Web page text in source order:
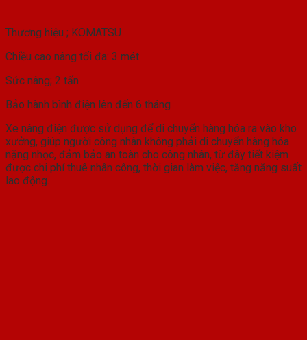
Thương hiệu ; KOMATSU
Chiều cao nâng tối đa: 3 mét
Sức nâng; 2 tấn
Bảo hành bình điện lên đến 6 tháng
Xe nâng điện được sử dụng để di chuyển hàng hóa ra vào kho
xưởng, giúp người công nhân không phải di chuyển hàng hóa
nặng nhọc, đảm bảo an toàn cho công nhân, từ đây tiết kiệm
được chi phí thuê nhân công, thời gian làm việc, tăng năng suất
lao động.